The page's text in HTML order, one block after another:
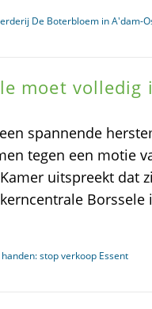
De Boterbloem in A'dam-
moet volledig
een spannende
tegen een motie
uitspreekt dat
Borssele
stop verkoop Essent